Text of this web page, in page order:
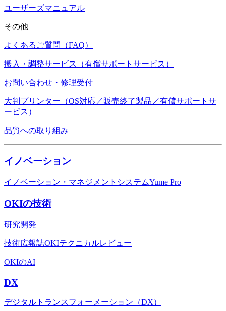
ユーザーズマニュアル
その他
よくあるご質問（FAQ）
搬入・調整サービス（有償サポートサービス）
お問い合わせ・修理受付
大判プリンター（OS対応／販売終了製品／有償サポートサ
ービス）
品質への取り組み
イノベーション
イノベーション・マネジメントシステムYume Pro
OKIの技術
研究開発
技術広報誌OKIテクニカルレビュー
OKIのAI
DX
デジタルトランスフォーメーション（DX）